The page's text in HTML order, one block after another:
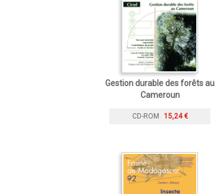
Gestion durable des forêts au
Cameroun
CD-ROM 15,24 €